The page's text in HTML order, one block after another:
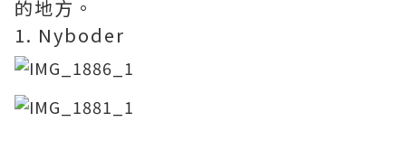
的地方。
1. Nyboder